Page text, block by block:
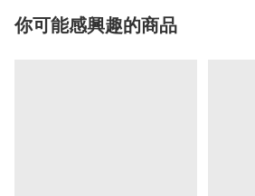
你可能感興趣的商品